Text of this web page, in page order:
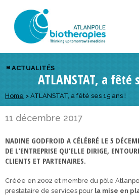
Retour
À propos
Présentation du pôle
Domaines d’excellence
Equipe
Conseil d’administration
Retour
Notre réseau
Membres du pôle
Partenaires
Réseau européen
Retour
Actus, événements, AAP
Actualités
Événements
Appels à projets
Retour
Notre offre
Diversifiez votre réseau
Visez l’international
Développez vos projets d’innovation
Gagnez en visibilité
Retour
Nous rejoindre
En tant qu’adhérent
En tant que partenaire
Retour
Emploi
Offres d’emploi
Candidatures
ACTUALITÉS
ATLANSTAT, a fêté
Home > ATLANSTAT, a fêté ses 15 ans !
11 décembre 2017
NADINE GODFROID A CÉLÉBRÉ LE 5
DE L’ENTREPRISE QU’ELLE DIRIGE,
CLIENTS ET PARTENAIRES.
Créée en 2002 et membre du pôle
prestataire de services pour la mise en